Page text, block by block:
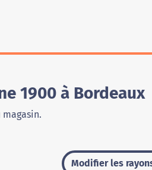
1900 à Bordeaux
Modifier les